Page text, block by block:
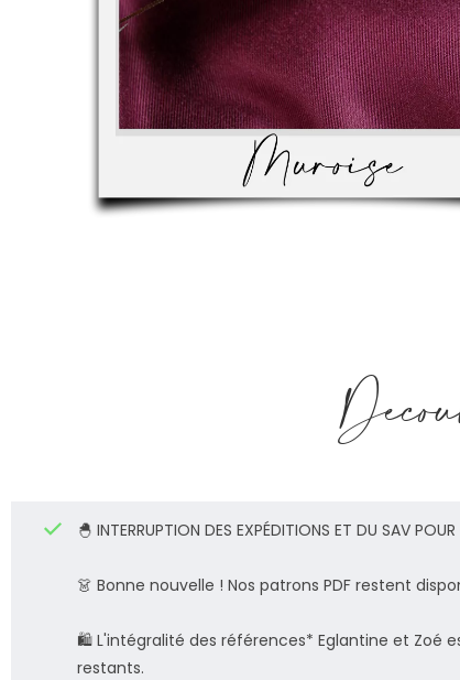
🐣 INTERRUPTION DES EXPÉDITIONS ET DU SAV
👗 Bonne nouvelle ! Nos patrons PDF restent
🛍️ L'intégralité des références* Eglantine et Zoé
restants.